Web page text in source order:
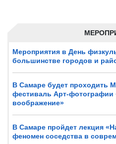
Мероприятия в День
большинстве городов и
В Самаре будет проходить
фестиваль Арт-фотографии
воображение»
В Самаре пройдет лекция
феномен соседства в